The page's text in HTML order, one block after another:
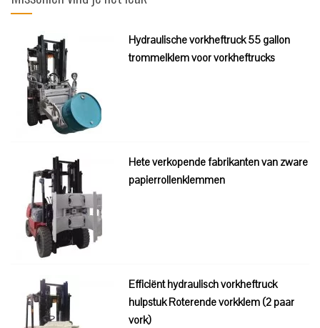
Hydraulische vorkheftruck 55 gallon
trommelklem voor vorkheftrucks
Hete verkopende fabrikanten van zware
papierrollenklemmen
Efficiënt hydraulisch vorkheftruck
hulpstuk Roterende vorkklem (2 paar
vork)